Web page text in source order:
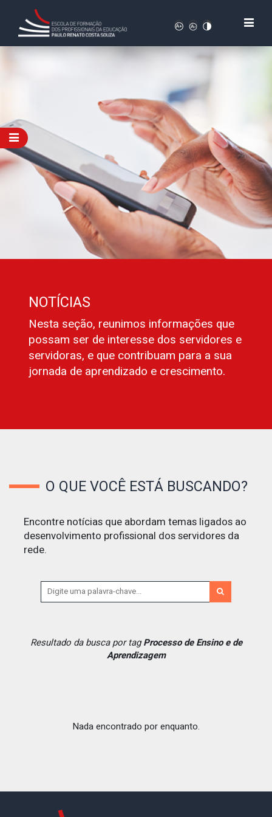
NOTÍCIAS
Nesta seção, reunimos informações que
possam ser de interesse dos servidores e
servidoras, e que contribuam para a sua
jornada de aprendizado e crescimento.
O QUE VOCÊ ESTÁ BUSCANDO?
Encontre notícias que abordam temas ligados ao
desenvolvimento profissional dos servidores da
rede.
Resultado da busca por tagProcesso de Ensino e de
Aprendizagem
Nada encontrado por enquanto.